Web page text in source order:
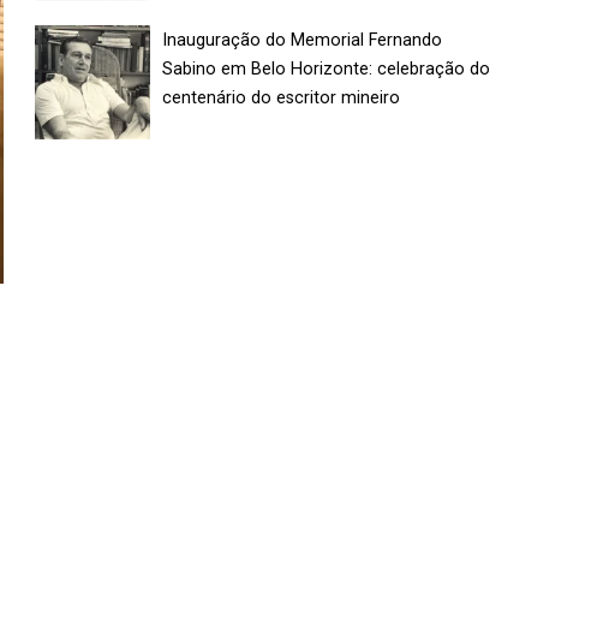
Inauguração do Memorial Fernando
Sabino em Belo Horizonte: celebração do
centenário do escritor mineiro